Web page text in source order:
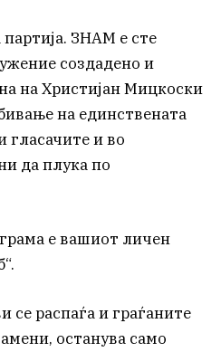
ЗНАМ е сте
создадено и
на Христијан Мицкоски
на единствената
гласачите и во
да плука по
е вашиот личен
се распаѓа и граѓаните
останува само